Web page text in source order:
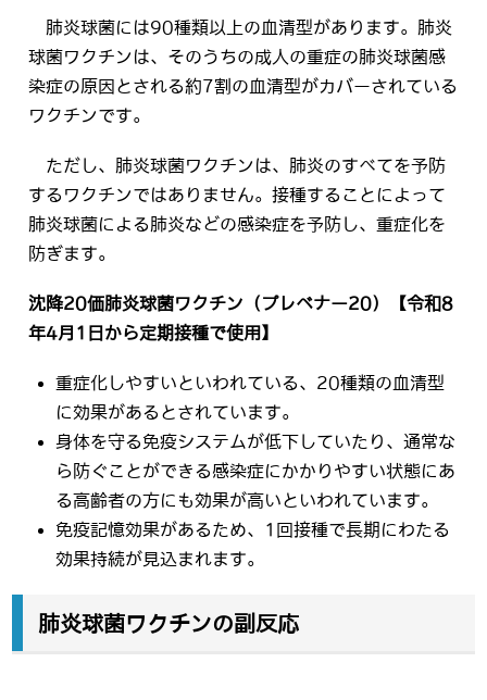
肺炎球菌には90種類以上の血清型があります。肺炎
球菌ワクチンは、そのうちの成人の重症の肺炎球菌感
染症の原因とされる約7割の血清型がカバーされている
ワクチンです。
ただし、肺炎球菌ワクチンは、肺炎のすべてを予防
するワクチンではありません。接種することによって
肺炎球菌による肺炎などの感染症を予防し、重症化を
防ぎます。
沈降20価肺炎球菌ワクチン（プレベナー20）【令和8
年4月1日から定期接種で使用】
重症化しやすいといわれている、20種類の血清型
に効果があるとされています。
身体を守る免疫システムが低下していたり、通常な
ら防ぐことができる感染症にかかりやすい状態にあ
る高齢者の方にも効果が高いといわれています。
免疫記憶効果があるため、1回接種で長期にわたる
効果持続が見込まれます。
肺炎球菌ワクチンの副反応